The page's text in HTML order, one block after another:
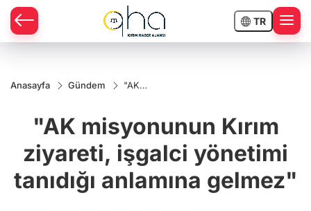
TR
Anasayfa Gündem
"AK
işgalci
yönetimi
tanıdığı
anlamına
gelmez"
"AK misyonunun Kırım
ziyareti, işgalci yönetimi
tanıdığı anlamına gelmez"